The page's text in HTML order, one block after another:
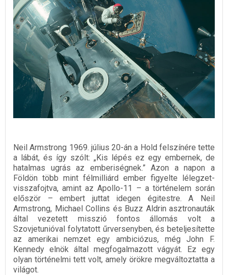
Neil Armstrong 1969. július 20-án a Hold felszínére tette
a lábát, és így szólt: „Kis lépés ez egy embernek, de
hatalmas ugrás az emberiségnek.” Azon a napon a
Földön több mint félmilliárd ember figyelte lélegzet-
visszafojtva, amint az Apollo-11 – a történelem során
először – embert juttat idegen égitestre. A Neil
Armstrong, Michael Collins és Buzz Aldrin asztronauták
által vezetett misszió fontos állomás volt a
Szovjetunióval folytatott űrversenyben, és beteljesítette
az amerikai nemzet egy ambiciózus, még John F.
Kennedy elnök által megfogalmazott vágyát. Ez egy
olyan történelmi tett volt, amely örökre megváltoztatta a
világot.